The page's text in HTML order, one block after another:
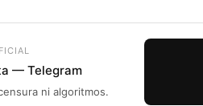
— Telegram
ni algoritmos.